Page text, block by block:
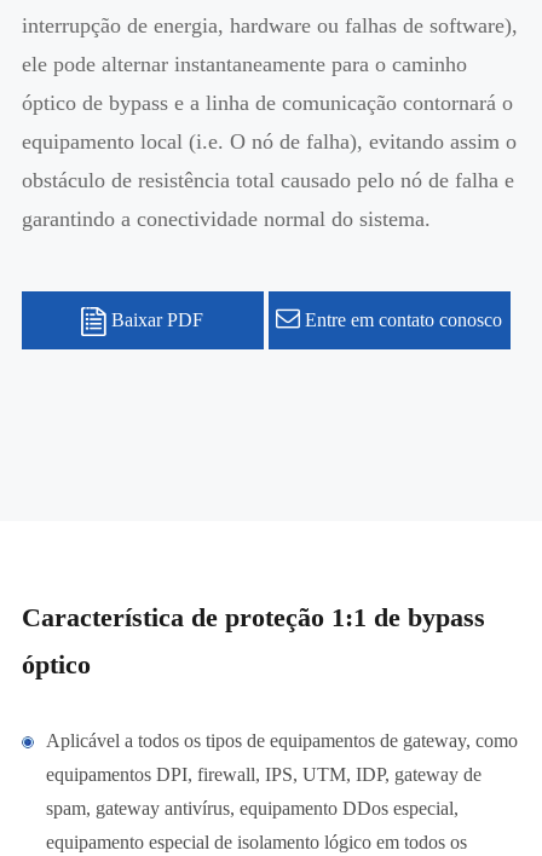
interrupção de energia, hardware ou falhas de software),
ele pode alternar instantaneamente para o caminho
óptico de bypass e a linha de comunicação contornará o
equipamento local (i.e. O nó de falha), evitando assim o
obstáculo de resistência total causado pelo nó de falha e
garantindo a conectividade normal do sistema.
Baixar PDF Entre em contato conosco
Característica de proteção 1:1 de bypass
óptico
Aplicável a todos os tipos de equipamentos de gateway, como
equipamentos DPI, firewall, IPS, UTM, IDP, gateway de
spam, gateway antivírus, equipamento DDos especial,
equipamento especial de isolamento lógico em todos os